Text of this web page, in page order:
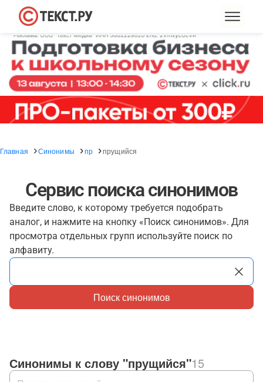
Главная Синонимы пр прущийся
Сервис поиска синонимов
Введите слово, к которому требуется подобрать
аналог, и нажмите на кнопку «Поиск синонимов». Для
просмотра отдельных групп используйте поиск по
алфавиту.
Поиск синонимов
Синонимы к слову "прущийся"15